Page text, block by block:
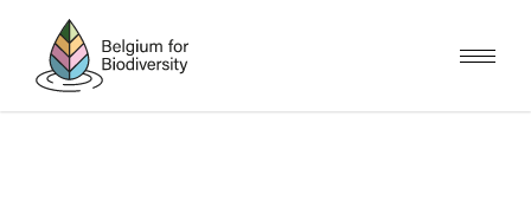
inhoud
gaan